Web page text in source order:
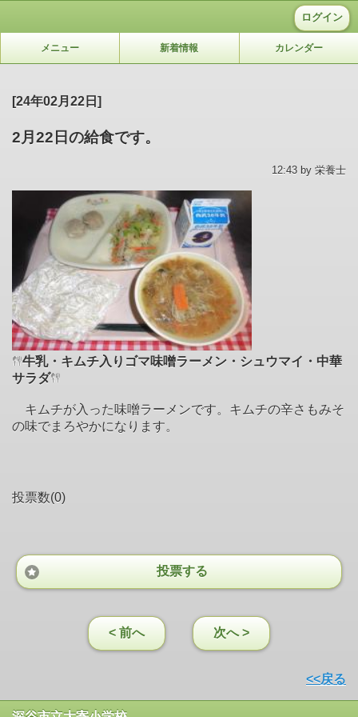
ログイン
メニュー 新着情報 カレンダー
[24年02月22日]
2月22日の給食です。
12:43 by 栄養士
牛乳・キムチ入りゴマ味噌ラーメン・シュウマイ・中華
サラダ
キムチが入った味噌ラーメンです。キムチの辛さもみそ
の味でまろやかになります。
投票数(0)
投票する
< 前へ 次へ >
<<戻る